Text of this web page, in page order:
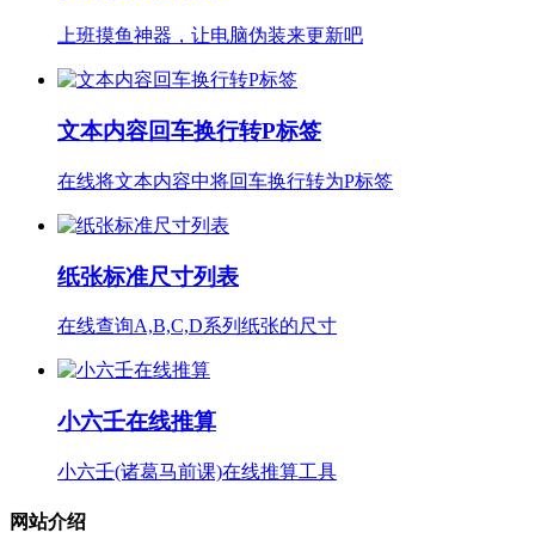
上班摸鱼神器，让电脑伪装来更新吧
文本内容回车换行转P标签
在线将文本内容中将回车换行转为P标签
纸张标准尺寸列表
在线查询A,B,C,D系列纸张的尺寸
小六壬在线推算
小六壬(诸葛马前课)在线推算工具
网站介绍